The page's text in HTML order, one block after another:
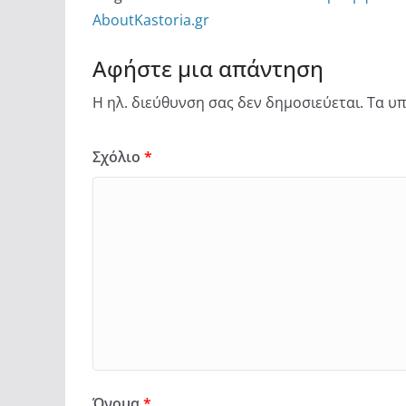
AboutKastoria.gr
Αφήστε μια απάντηση
Η ηλ. διεύθυνση σας δεν δημοσιεύεται. Τα
Σχόλιο *